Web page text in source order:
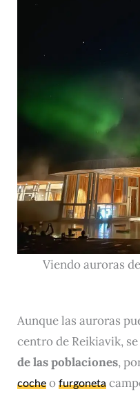
Viendo auroras
Aunque las auroras
centro de Reikiavik,
de las poblaciones,
coche o furgoneta